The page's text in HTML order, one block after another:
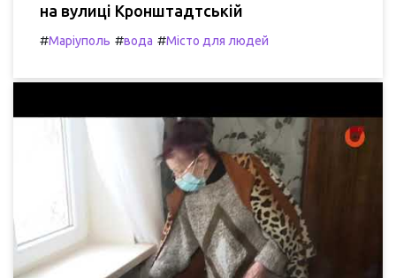
на вулиці Кронштадтській
#Маріуполь #вода #Місто для людей